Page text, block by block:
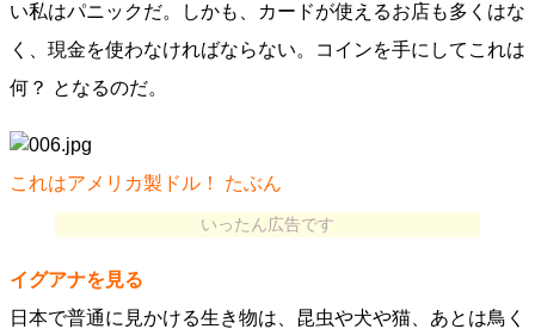
い私はパニックだ。しかも、カードが使えるお店も多くはな
く、現金を使わなければならない。コインを手にしてこれは
何？ となるのだ。
これはアメリカ製ドル！ たぶん
いったん広告です
イグアナを見る
日本で普通に見かける生き物は、昆虫や犬や猫、あとは鳥く